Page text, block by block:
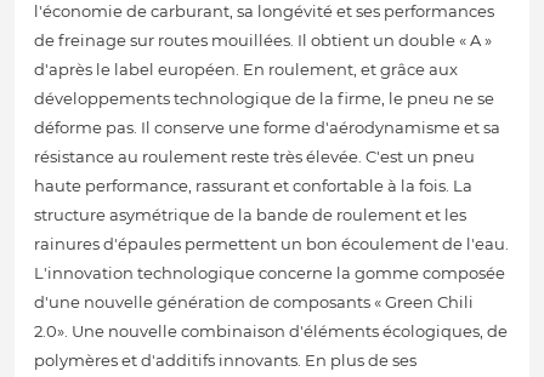
l'économie de carburant, sa longévité et ses performances
de freinage sur routes mouillées. Il obtient un double « A »
d'après le label européen. En roulement, et grâce aux
développements technologique de la firme, le pneu ne se
déforme pas. Il conserve une forme d'aérodynamisme et sa
résistance au roulement reste très élevée. C'est un pneu
haute performance, rassurant et confortable à la fois. La
structure asymétrique de la bande de roulement et les
rainures d'épaules permettent un bon écoulement de l'eau.
L'innovation technologique concerne la gomme composée
d'une nouvelle génération de composants « Green Chili
2.0». Une nouvelle combinaison d'éléments écologiques, de
polymères et d'additifs innovants. En plus de ses